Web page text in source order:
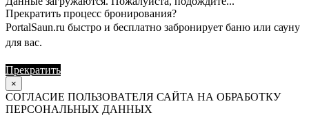
Прекратить процесс бронирования?
PortalSaun.ru быстро и бесплатно забронирует баню или сауну
для вас.
Прекратить
×
СОГЛАСИЕ ПОЛЬЗОВАТЕЛЯ САЙТА НА ОБРАБОТКУ
ПЕРСОНАЛЬНЫХ ДАННЫХ